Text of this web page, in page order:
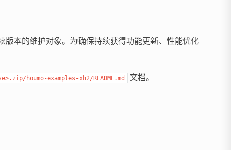
本的维护对象。为确保持续获得功能更新、性能优化
houmo-examples-xh2/README.md 文档。